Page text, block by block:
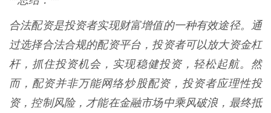
合法配资是投资者实现财富增值的一种有效途径。通
过选择合法合规的配资平台，投资者可以放大资金杠
杆，抓住投资机会，实现稳健投资，轻松起航。然
而，配资并非万能网络炒股配资，投资者应理性投
资，控制风险，才能在金融市场中乘风破浪，最终抵